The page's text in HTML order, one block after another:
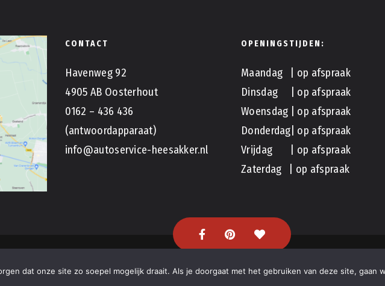
CONTACT
Havenweg 92
4905 AB Oosterhout
0162 – 436 436
(antwoordapparaat)
info@autoservice-heesakker.nl
OPENINGSTIJDEN:
Maandag | op afspraak
Dinsdag | op afspraak
Woensdag | op afspraak
Donderdag| op afspraak
Vrijdag | op afspraak
Zaterdag | op afspraak
dat onze site zo soepel mogelijk draait. Als je doorgaat met het gebruiken van deze site, gaan